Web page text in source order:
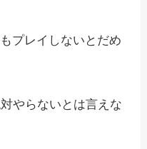
プレイしないとだめ
やらないとは言えな